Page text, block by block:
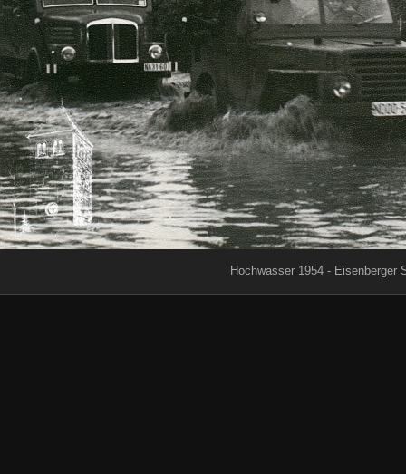
Hochwasser 1954 - Eisenberger